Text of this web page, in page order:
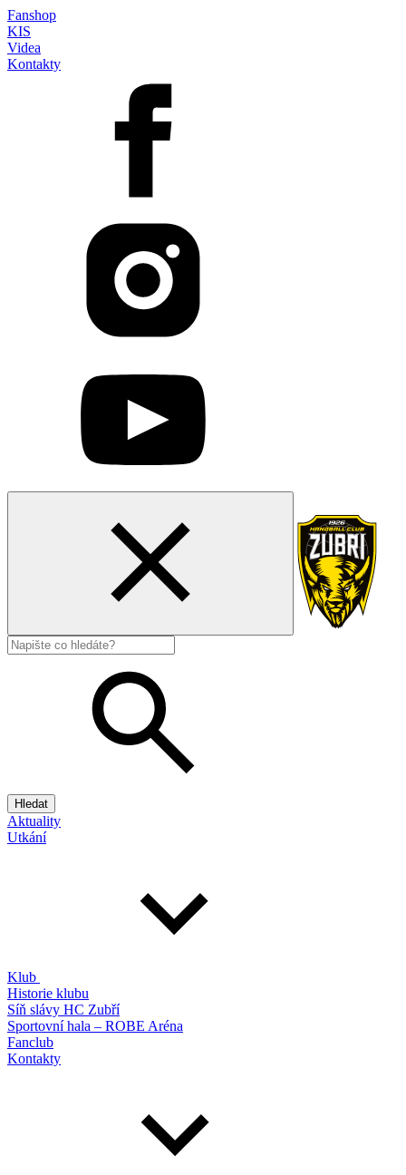
Fanshop
KIS
Videa
Kontakty
Hledat
Aktuality
Utkání
Klub
Historie klubu
Síň slávy HC Zubří
Sportovní hala – ROBE Aréna
Fanclub
Kontakty